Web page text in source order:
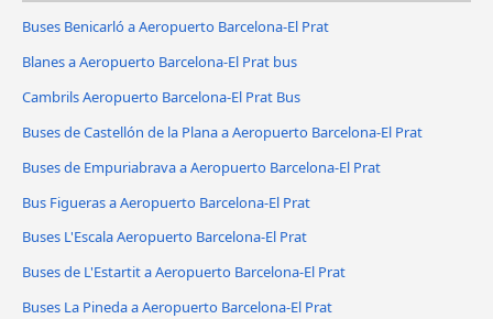
Buses Benicarló a Aeropuerto Barcelona-El Prat
Blanes a Aeropuerto Barcelona-El Prat bus
Cambrils Aeropuerto Barcelona-El Prat Bus
Buses de Castellón de la Plana a Aeropuerto Barcelona-El Prat
Buses de Empuriabrava a Aeropuerto Barcelona-El Prat
Bus Figueras a Aeropuerto Barcelona-El Prat
Buses L'Escala Aeropuerto Barcelona-El Prat
Buses de L'Estartit a Aeropuerto Barcelona-El Prat
Buses La Pineda a Aeropuerto Barcelona-El Prat